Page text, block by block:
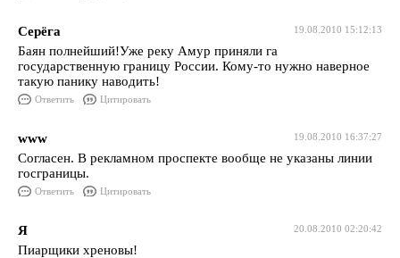
19.08.2010 15:12:13
Серёга
Баян полнейший!Уже реку Амур приняли га
государственную границу России. Кому-то нужно наверное
такую панику наводить!
Ответить Цитировать
19.08.2010 16:37:27
www
Согласен. В рекламном проспекте вообще не указаны линии
госграницы.
Ответить Цитировать
20.08.2010 02:20:42
Я
Пиарщики хреновы!